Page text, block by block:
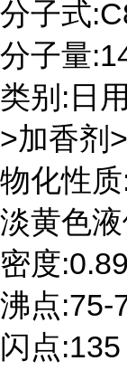
分子式
分子量
类别:日
>加香剂
物化性
淡黄色
密度
沸点:75-
闪点:135